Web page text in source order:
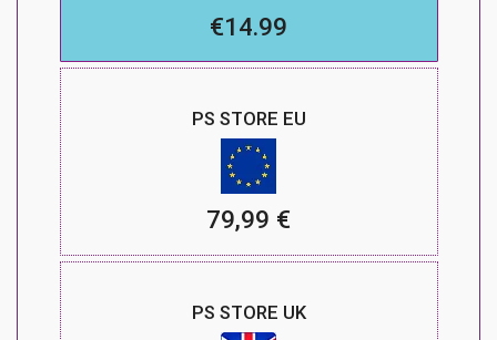
€14.99
PS STORE EU
79,99 €
PS STORE UK